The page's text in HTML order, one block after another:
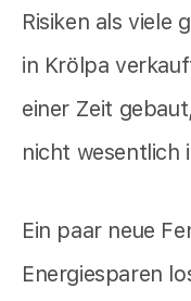
Risiken als viele
in Krölpa
einer Zeit
nicht wesentlich
Ein paar neue
Energiesparen